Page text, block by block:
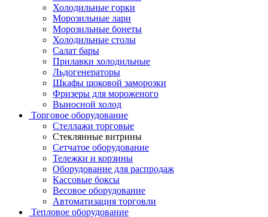
Холодильные горки
Морозильные лари
Морозильные бонеты
Холодильные столы
Салат бары
Прилавки холодильные
Льдогенераторы
Шкафы шоковой заморозки
Фризеры для мороженого
Выносной холод
Торговое оборудование
Стеллажи торговые
Стеклянные витрины
Сетчатое оборудование
Тележки и корзины
Оборудование для распродаж
Кассовые боксы
Весовое оборудование
Автоматизация торговли
Тепловое оборудование